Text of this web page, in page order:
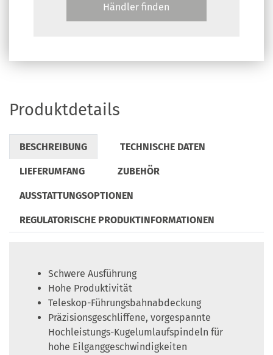
Händler finden
Produktdetails
BESCHREIBUNG TECHNISCHE DATEN
LIEFERUMFANG ZUBEHÖR
AUSSTATTUNGSOPTIONEN
REGULATORISCHE PRODUKTINFORMATIONEN
Schwere Ausführung
Hohe Produktivität
Teleskop-Führungsbahnabdeckung
Präzisionsgeschliffene, vorgespannte
Hochleistungs-Kugelumlaufspindeln für
hohe Eilganggeschwindigkeiten